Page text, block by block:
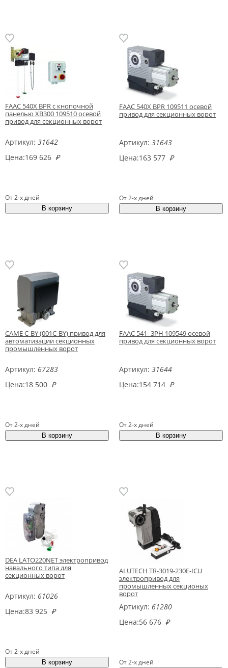
FAAC 540X BPR с кнопочной
панелью XB300 109510 осевой
привод для секционных ворот
Артикул: 31642
Цена:169 626 ₽
От 2-х дней
FAAC 540X BPR 109511 осевой
привод для секционных ворот
Артикул: 31643
Цена:163 577 ₽
От 2-х дней
CAME C-BY (001C-BY) привод для
автоматизации секционных
промышленных ворот
Артикул: 67283
Цена:18 500 ₽
От 2-х дней
FAAC 541- 3PH 109549 осевой
привод для секционных ворот
Артикул: 31644
Цена:154 714 ₽
От 2-х дней
DEA LATO220NET электропривод
навального типа для
секционных ворот
Артикул: 61026
Цена:83 925 ₽
От 2-х дней
ALUTECH TR-3019-230E-ICU
электропривод для
промышленных секционых
ворот
Артикул: 61280
Цена:56 676 ₽
От 2-х дней